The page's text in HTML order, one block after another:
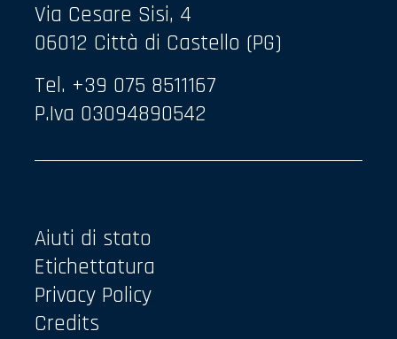
Via Cesare Sisi, 4
06012 Città di Castello (PG)
Tel. +39 075 8511167
P.Iva 03094890542
Aiuti di stato
Etichettatura
Privacy Policy
Credits